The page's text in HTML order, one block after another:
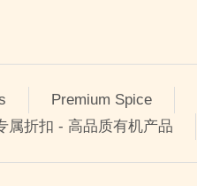
Premium Spice
属折扣 - 高品质有机产品